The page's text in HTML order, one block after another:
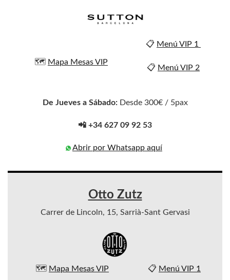
🗺️ Mapa Mesas VIP
📋 Menú VIP 1
📋 Menú VIP 2
De Jueves a Sábado: Desde 300€ / 5pax
📲 +34 627 09 92 53
Abrir por Whatsapp aquí
Otto Zutz
Carrer de Lincoln, 15, Sarrià-Sant Gervasi
🗺️ Mapa Mesas VIP 📋 Menú VIP 1